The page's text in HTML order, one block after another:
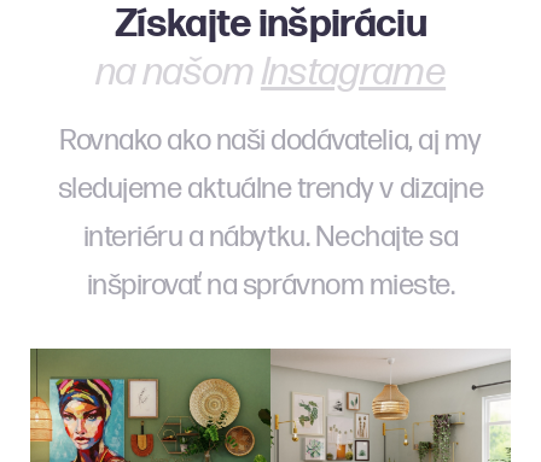
Získajte inšpiráciu
na našomInstagrame
Rovnako ako naši dodávatelia, aj my
sledujeme aktuálne trendy v dizajne
interiéru a nábytku. Nechajte sa
inšpirovať na správnom mieste.